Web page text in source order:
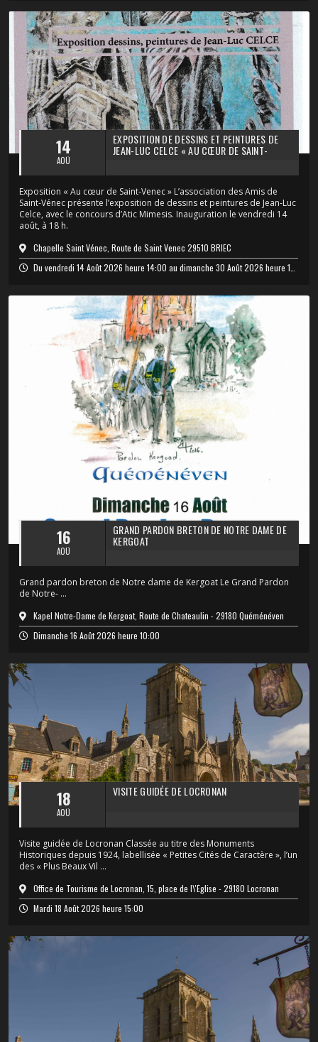
14
AOÛ
EXPOSITION DE DESSINS ET PEINTURES DE
JEAN-LUC CELCE « AU CŒUR DE SAINT-
Exposition « Au cœur de Saint-Venec » L’association des Amis de
Saint-Vénec présente l’exposition de dessins et peintures de Jean-Luc
Celce, avec le concours d’Atic Mimesis. Inauguration le vendredi 14
août, à 18 h.
Chapelle Saint Vénec, Route de Saint Venec 29510 BRIEC
Du vendredi 14 Août 2026 heure 14:00 au dimanche 30 Août 2026 heure 18:00
16
AOÛ
GRAND PARDON BRETON DE NOTRE DAME DE
KERGOAT
Grand pardon breton de Notre dame de Kergoat Le Grand Pardon
de Notre- ...
Kapel Notre-Dame de Kergoat, Route de Chateaulin - 29180 Quéménéven
Dimanche 16 Août 2026 heure 10:00
18
AOÛ
VISITE GUIDÉE DE LOCRONAN
Visite guidée de Locronan Classée au titre des Monuments
Historiques depuis 1924, labellisée « Petites Cités de Caractère », l’un
des « Plus Beaux Vil ...
Office de Tourisme de Locronan, 15, place de l\'Église - 29180 Locronan
Mardi 18 Août 2026 heure 15:00